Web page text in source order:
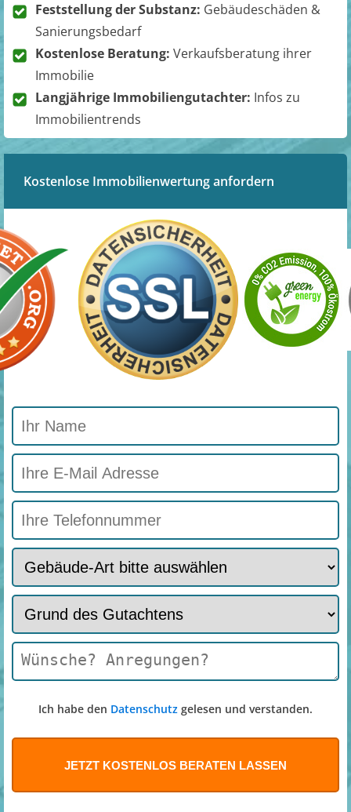
Feststellung der Substanz: Gebäudeschäden &
Sanierungsbedarf
Kostenlose Beratung: Verkaufsberatung ihrer
Immobilie
Langjährige Immobiliengutachter: Infos zu
Immobilientrends
Kostenlose Immobilienwertung anfordern
Ich habe den Datenschutz gelesen und verstanden.